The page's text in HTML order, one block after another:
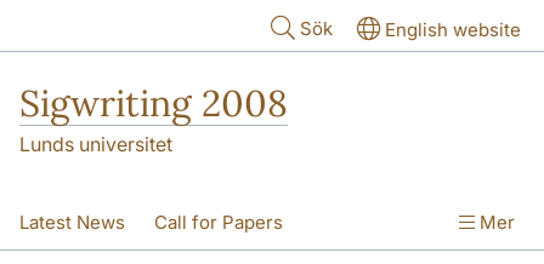
Sök English website
Sigwriting 2008
Lunds universitet
Latest News Call for Papers Mer